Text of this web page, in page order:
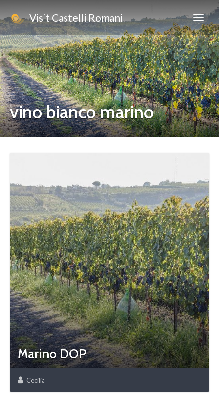
Visit Castelli Romani
vino bianco marino
Marino DOP
Cecilia